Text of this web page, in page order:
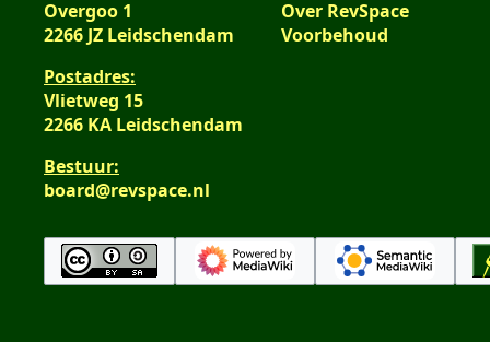
Overgoo 1
2266 JZ Leidschendam
Postadres:
Vlietweg 15
2266 KA Leidschendam
Bestuur:
board@revspace.nl
Over RevSpace
Voorbehoud